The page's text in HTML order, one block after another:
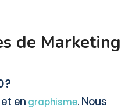
de Marketing
?
en graphisme. Nous